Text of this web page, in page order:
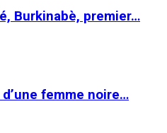
Burkinabè, premier…
femme noire…